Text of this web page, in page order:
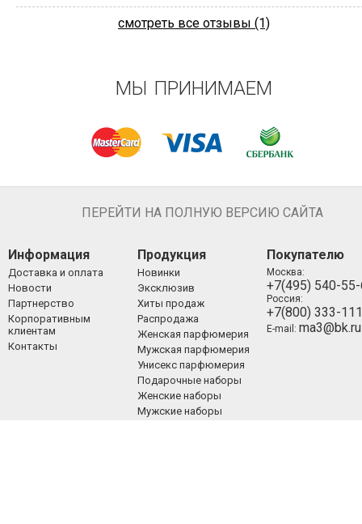
смотреть все отзывы (1)
МЫ ПРИНИМАЕМ
ПЕРЕЙТИ НА ПОЛНУЮ ВЕРСИЮ САЙТА
Информация
Доставка и оплата
Новости
Партнерство
Корпоративным
клиентам
Контакты
Продукция
Новинки
Эксклюзив
Хиты продаж
Распродажа
Женская парфюмерия
Мужская парфюмерия
Унисекс парфюмерия
Подарочные наборы
Женские наборы
Мужские наборы
Покупателю
Москва:
+7(495) 540-
Россия:
+7(800) 333-
E-mail: ma3@bk.ru